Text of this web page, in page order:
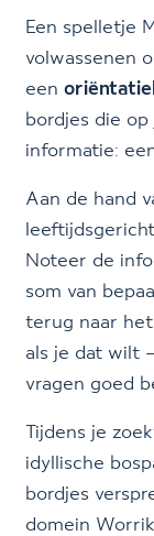
Een spelletje
volwassenen
een
bordjes die
informatie:
Aan de hand
Noteer de
som van
terug naar
als je dat wilt
vragen goed
Tijdens je
idyllische
bordjes
domein